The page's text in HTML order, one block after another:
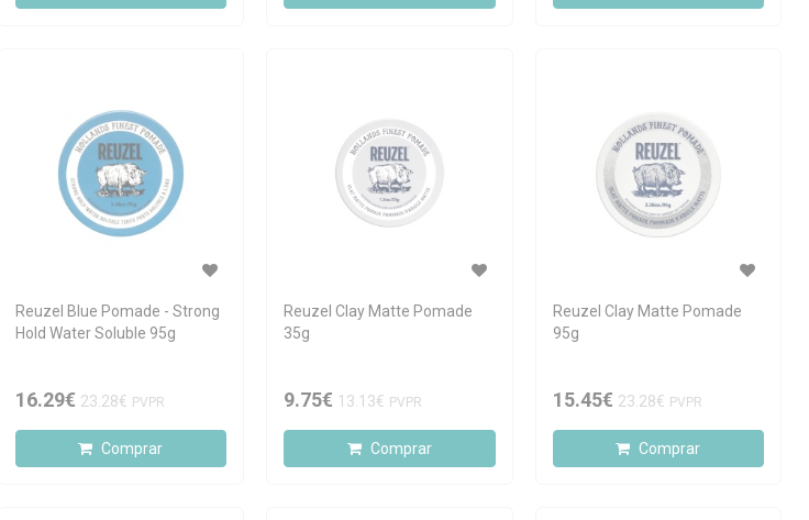
Reuzel Blue Pomade - Strong
Hold Water Soluble 95g
16.29€ 23.28€ PVPR
Comprar
Reuzel Clay Matte Pomade
35g
9.75€ 13.13€ PVPR
Comprar
Reuzel Clay Matte Pomade
95g
15.45€ 23.28€ PVPR
Comprar